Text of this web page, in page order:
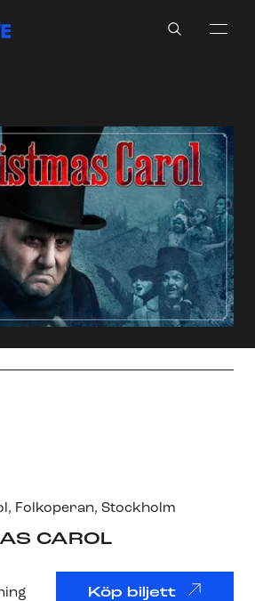
, Folkoperan, Stockholm
CAROL
Köp biljett